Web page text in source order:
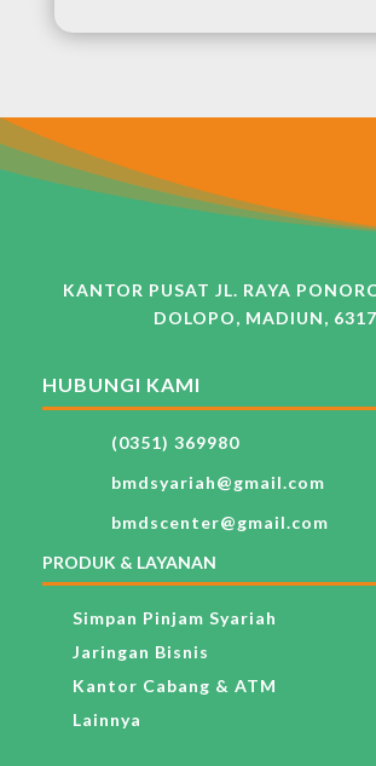
KANTOR PUSAT JL. RAYA
DOLOPO, MADIUN,
HUBUNGI KAMI
(0351) 369980
bmdsyariah@gmail.com
bmdscenter@gmail.com
PRODUK & LAYANAN
Simpan Pinjam Syariah
Jaringan Bisnis
Kantor Cabang & ATM
Lainnya